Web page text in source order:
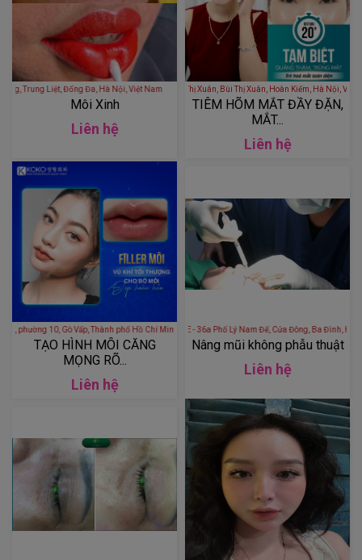
Khương Thượng, Trung Liệt, Đống Đa, Hà Nội, Việt Nam
Môi Xinh
Liên hệ
VIỆN THẨM MỸ ADORA - 25 Phố Bùi Thị Xuân, Bùi Thị Xuân, Hoàn
TIÊM HÕM MẮT ĐẦY ĐẶN,
MẮT...
Liên hệ
Gò Vấp, Thành phố Hồ Chí Minh, Việt Nam
TẠO HÌNH MÔI CĂNG
MỌNG RÕ...
Liên hệ
Thẩm Mỹ Viện SLINE - 36a Phố Lý Nam Đế, Cửa
Nâng mũi không phẫu thuật
Liên hệ